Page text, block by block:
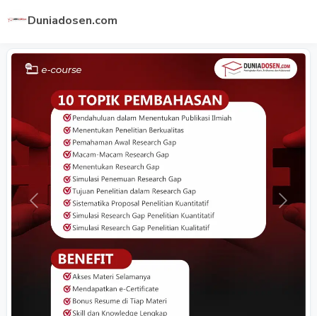
Duniadosen.com
Previous Next